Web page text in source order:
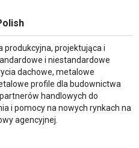
produkcyjna, projektująca i
i niestandardowe
dachowe, metalowe
profile dla budownictwa
handlowych do
i pomocy na nowych rynkach na
agencyjnej.